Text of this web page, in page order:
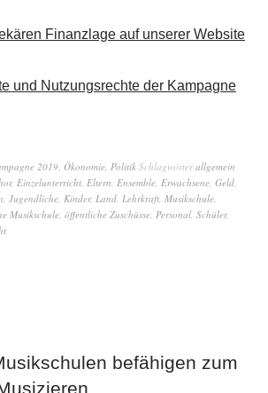
Finanzlage auf unserer Website
und Nutzungsrechte der Kampagne
2019, Ökonomie, Politik Schlagwörterallgemein
, Einzelunterricht, Eltern, Ensemble, Erwachsene, Geld,
, Jugendliche, Kinder, Land, Lehrkraft, Musikschule,
Musikschule, öffentliche Zuschüsse, Personal, Schüler,
befähigen zum